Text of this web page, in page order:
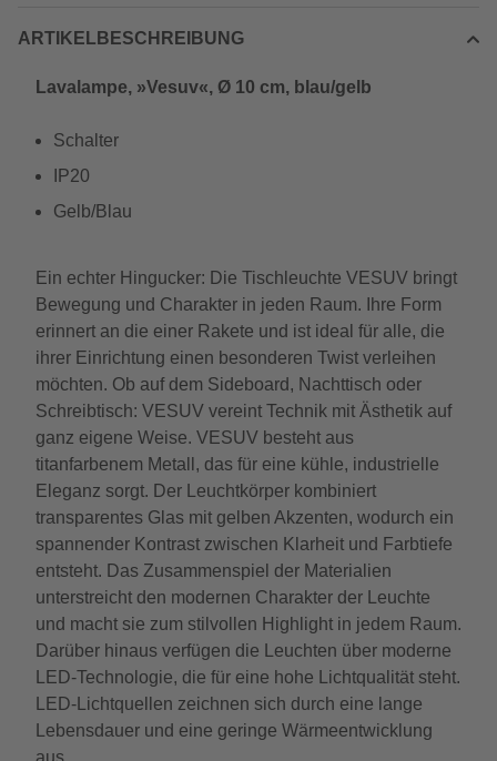
ARTIKELBESCHREIBUNG
Lavalampe, »Vesuv«, Ø 10 cm, blau/gelb
Schalter
IP20
Gelb/Blau
Ein echter Hingucker: Die Tischleuchte VESUV bringt
Bewegung und Charakter in jeden Raum. Ihre Form
erinnert an die einer Rakete und ist ideal für alle, die
ihrer Einrichtung einen besonderen Twist verleihen
möchten. Ob auf dem Sideboard, Nachttisch oder
Schreibtisch: VESUV vereint Technik mit Ästhetik auf
ganz eigene Weise. VESUV besteht aus
titanfarbenem Metall, das für eine kühle, industrielle
Eleganz sorgt. Der Leuchtkörper kombiniert
transparentes Glas mit gelben Akzenten, wodurch ein
spannender Kontrast zwischen Klarheit und Farbtiefe
entsteht. Das Zusammenspiel der Materialien
unterstreicht den modernen Charakter der Leuchte
und macht sie zum stilvollen Highlight in jedem Raum.
Darüber hinaus verfügen die Leuchten über moderne
LED-Technologie, die für eine hohe Lichtqualität steht.
LED-Lichtquellen zeichnen sich durch eine lange
Lebensdauer und eine geringe Wärmeentwicklung
aus.